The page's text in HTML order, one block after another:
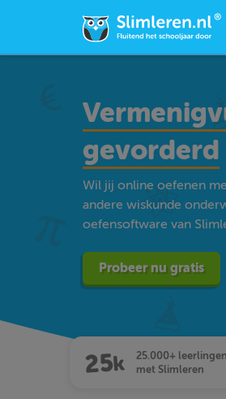
gevorderd
Wil jij online oefenen
andere wiskunde
oefensoftware van
Probeer nu gratis
25.000+
met Slimleren